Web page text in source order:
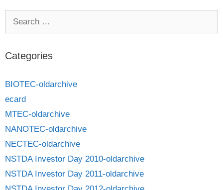
Categories
BIOTEC-oldarchive
ecard
MTEC-oldarchive
NANOTEC-oldarchive
NECTEC-oldarchive
NSTDA Investor Day 2010-oldarchive
NSTDA Investor Day 2011-oldarchive